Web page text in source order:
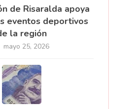
de Risaralda apoya
eventos deportivos
la región
mayo 25, 2026